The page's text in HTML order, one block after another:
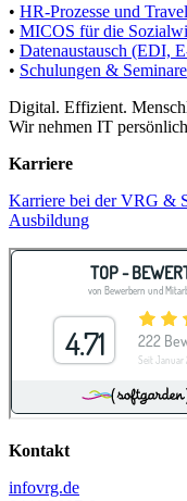
• HR-Prozesse und
• MICOS für die
• Datenaustausch (EDI,
• Schulungen & Seminare
Digital. Effizient.
Wir nehmen IT
Karriere
Karriere bei der VRG &
Ausbildung
Kontakt
infovrg.de